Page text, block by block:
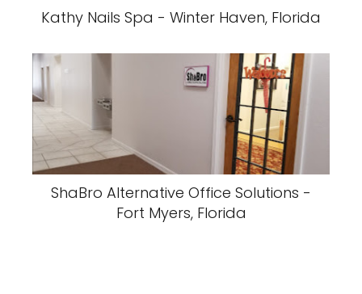
Kathy Nails Spa - Winter Haven, Florida
ShaBro Alternative Office Solutions -
Fort Myers, Florida